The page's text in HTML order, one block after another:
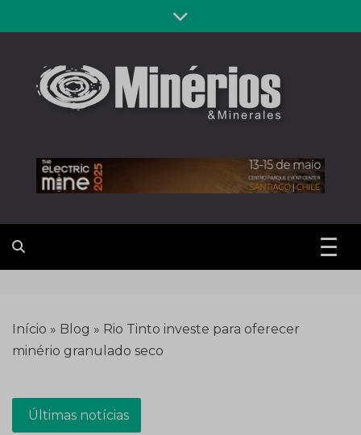
to
Revista
Minérios &
Minerales
Início » Blog » Rio Tinto investe para oferecer
minério granulado seco
Últimas notícias